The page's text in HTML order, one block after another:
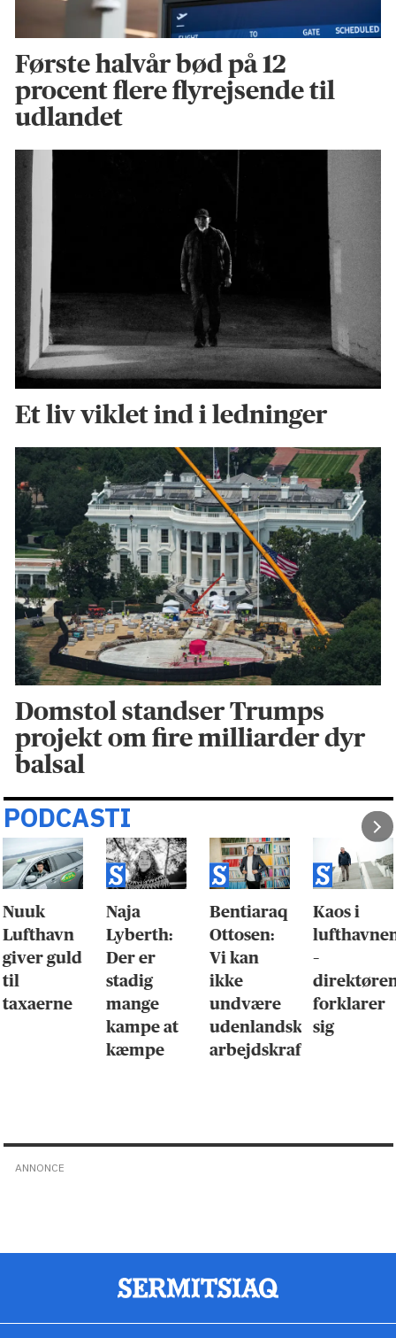
Første halvår bød på 12
procent flere flyrejsende til
udlandet
Et liv viklet ind i ledninger
Domstol standser Trumps
projekt om fire milliarder dyr
balsal
PODCASTI
Nuuk
Lufthavn
giver guld
til
taxaerne
Naja
Lyberth:
Der er
stadig
mange
kampe at
kæmpe
Bentiaraq
Ottosen:
Vi kan
ikke
undvære
udenlandsk
arbejdskraft
Kaos i
–
forklarer
sig
ANNONCE